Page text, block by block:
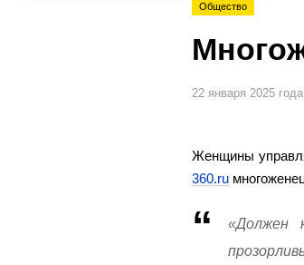
Общество
22 января 2025
Женщины
360.ru
«Должен